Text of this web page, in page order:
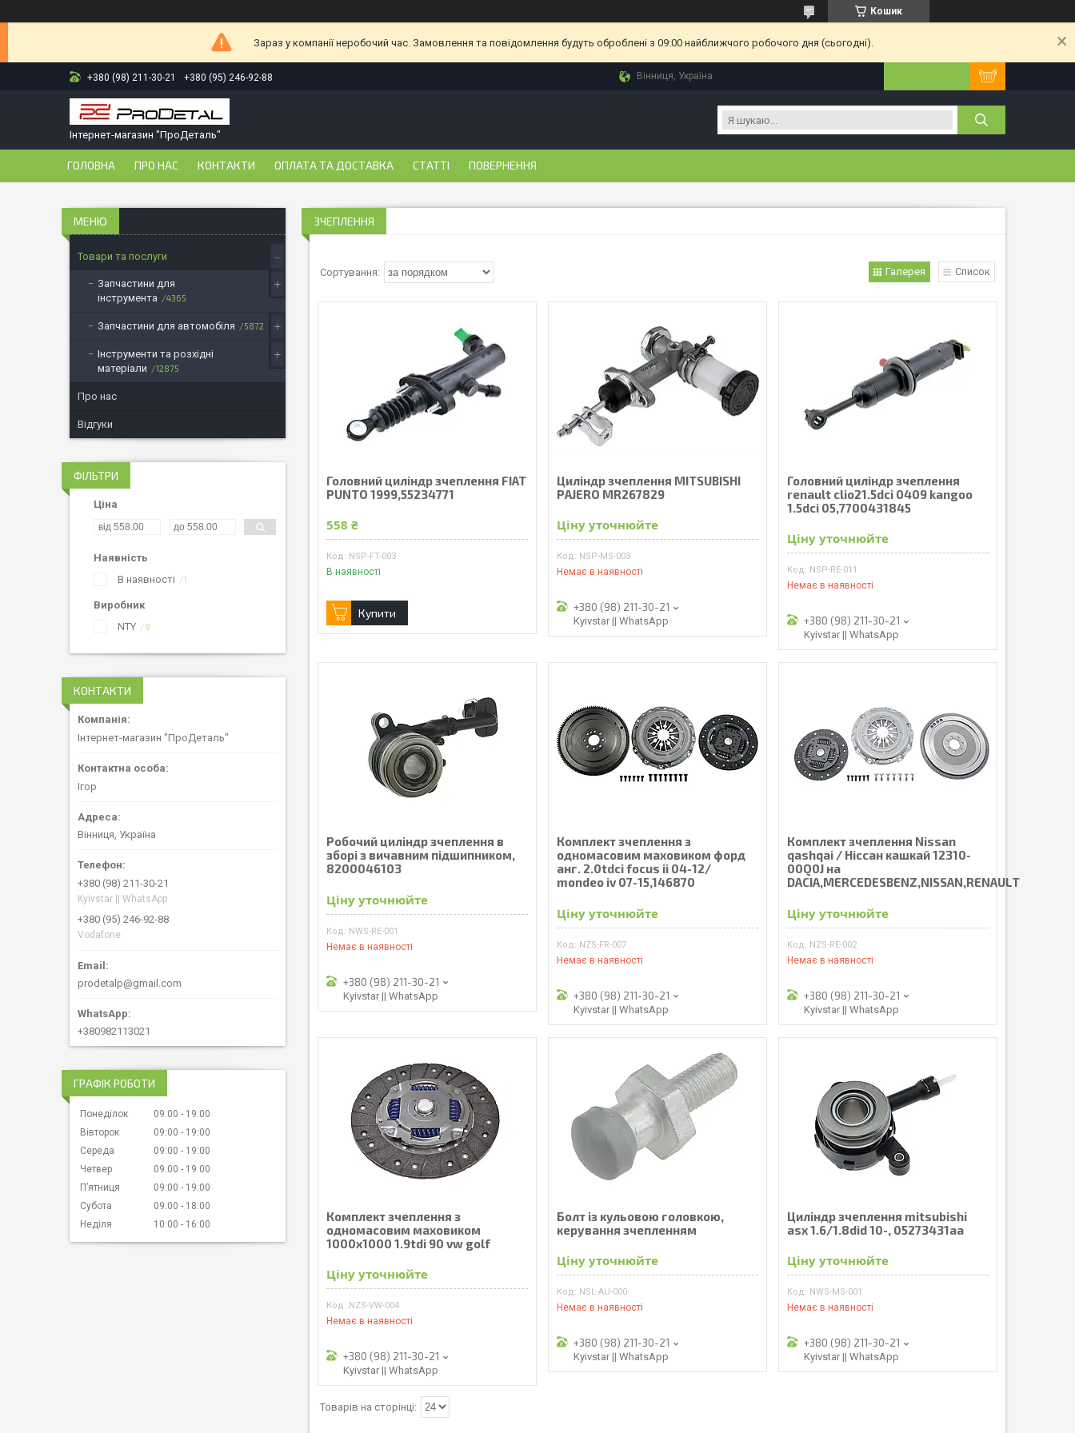
Кошик
Зараз у компанії неробочий час. Замовлення та повідомлення будуть оброблені з 09:00 найближчого робочого дня (сьогодні).
+380 (98) 211-30-21 +380 (95) 246-92-88 Вінниця, Україна
Інтернет-магазин "ПроДеталь"
ГОЛОВНА ПРО НАС КОНТАКТИ ОПЛАТА ТА ДОСТАВКА СТАТТІ ПОВЕРНЕННЯ
ЗЧЕПЛЕННЯ
Галерея Список
Головний циліндр зчеплення FIAT
PUNTO 1999,55234771
558 ₴
NSP-FT-003
В наявності
Купити
Циліндр зчеплення MITSUBISHI
PAJERO MR267829
Ціну уточнюйте
NSP-MS-003
Немає в наявності
+380 (98) 211-30-21
Kyivstar || WhatsApp
Головний циліндр зчеплення
renault clio21.5dci 0409 kangoo
1.5dci 05,7700431845
Ціну уточнюйте
NSP-RE-011
Немає в наявності
+380 (98) 211-30-21
Kyivstar || WhatsApp
Робочий циліндр зчеплення в
зборі з вичавним підшипником,
8200046103
Ціну уточнюйте
NWS-RE-001
Немає в наявності
+380 (98) 211-30-21
Kyivstar || WhatsApp
Комплект зчеплення з
одномасовим маховиком форд
анг. 2.0tdci focus ii 04-12/
mondeo iv 07-15,146870
Ціну уточнюйте
NZS-FR-007
Немає в наявності
+380 (98) 211-30-21
Kyivstar || WhatsApp
Комплект зчеплення Nissan
qashqai / Ніссан кашкай 12310-
00Q0J на
DACIA,MERCEDESBENZ,NISSAN,RENAULT
Ціну уточнюйте
NZS-RE-002
Немає в наявності
+380 (98) 211-30-21
Kyivstar || WhatsApp
Комплект зчеплення з
одномасовим маховиком
1000x1000 1.9tdi 90 vw golf
Ціну уточнюйте
NZS-VW-004
Немає в наявності
+380 (98) 211-30-21
Kyivstar || WhatsApp
Болт із кульовою головкою,
керування зчепленням
Ціну уточнюйте
NSL-AU-000
Немає в наявності
+380 (98) 211-30-21
Kyivstar || WhatsApp
Циліндр зчеплення mitsubishi
asx 1.6/1.8did 10-, 05273431aa
Ціну уточнюйте
NWS-MS-001
Немає в наявності
+380 (98) 211-30-21
Kyivstar || WhatsApp
Товари та послуги
Запчастини для
інструмента
4365
Запчастини для автомобіля 5872
Інструменти та розхідні
матеріали
12875
Про нас
Відгуки
ФІЛЬТРИ
Ціна
Наявність
В наявності
1
Виробник
NTY
9
КОНТАКТИ
Інтернет-магазин "ПроДеталь"
Ігор
Вінниця, Україна
+380 (98) 211-30-21
Kyivstar || WhatsApp
+380 (95) 246-92-88
Vodafone
prodetalp@gmail.com
+380982113021
ГРАФІК РОБОТИ
Понеділок 09:00
19:00
Вівторок
09:00
19:00
Середа
09:00
19:00
Четвер
09:00
19:00
Пʼятниця
09:00
19:00
Субота
09:00
18:00
Неділя
10:00 16:00